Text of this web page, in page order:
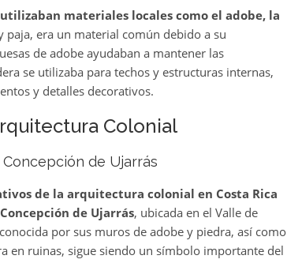
materiales locales como el adobe, la
paja, era un material común debido a su
de adobe ayudaban a mantener las
se utilizaba para techos y estructuras internas,
y detalles decorativos.
Colonial
de Ujarrás
de la arquitectura colonial en Costa Rica
de Ujarrás, ubicada en el Valle de
por sus muros de adobe y piedra, así como
en ruinas, sigue siendo un símbolo importante del